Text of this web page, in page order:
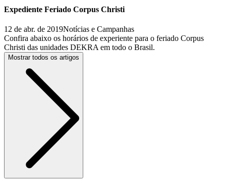
Expediente Feriado Corpus Christi
12 de abr. de 2019Notícias e Campanhas
Confira abaixo os horários de experiente para o feriado Corpus
Christi das unidades DEKRA em todo o Brasil.
Mostrar todos os artigos